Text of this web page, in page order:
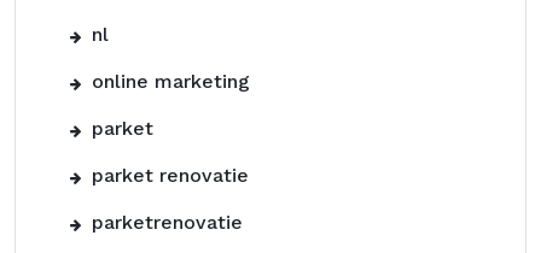
nl
online marketing
parket
parket renovatie
parketrenovatie